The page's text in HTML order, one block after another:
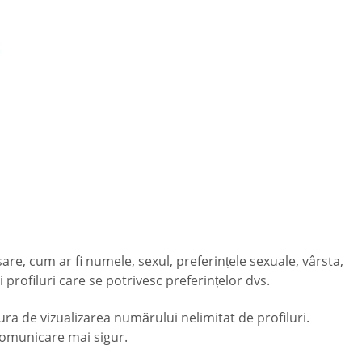
cum ar fi numele, sexul, preferințele sexuale, vârsta,
profiluri care se potrivesc preferințelor dvs.
de vizualizarea numărului nelimitat de profiluri.
mai sigur.